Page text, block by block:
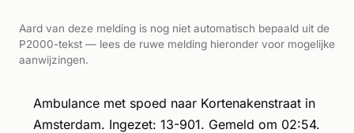
Aard van deze melding is nog niet automatisch bepaald uit de
P2000-tekst — lees de ruwe melding hieronder voor mogelijke
aanwijzingen.
Ambulance met spoed naar Kortenakenstraat in
Amsterdam. Ingezet: 13-901. Gemeld om 02:54.